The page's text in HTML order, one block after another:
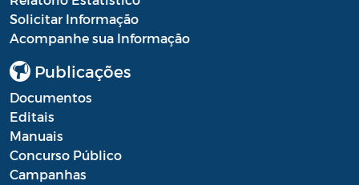
Solicitar Informação
Acompanhe sua Informação
Publicações
Documentos
Editais
Manuais
Concurso Público
Campanhas